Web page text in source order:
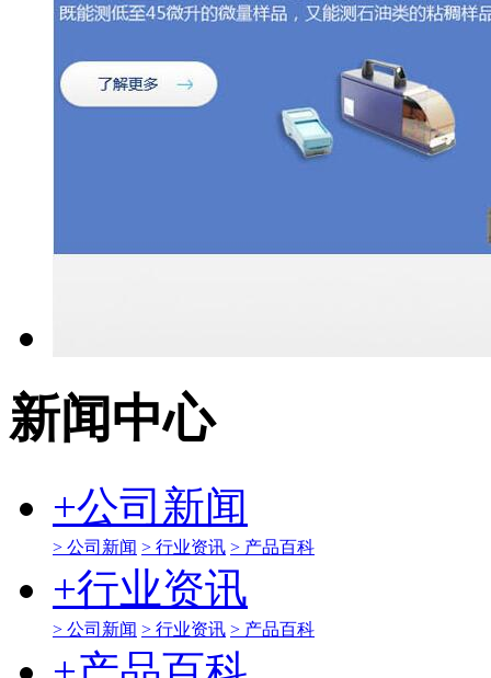
新闻中心
+公司新闻
> 公司新闻 > 行业资讯 > 产品百科
+行业资讯
> 公司新闻 > 行业资讯 > 产品百科